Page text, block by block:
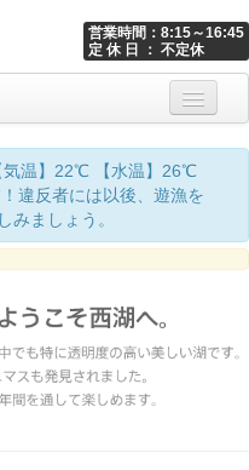
営業時間：8:15～16:45
定 休 日 ： 不定休
気温】22℃ 【水温】26℃
違反者には以後、遊漁を
みましょう。